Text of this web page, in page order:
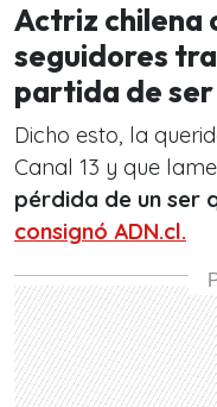
Actriz chilena
seguidores
partida de
Dicho esto, la
Canal 13 y que
pérdida de un ser
consignó ADN.cl.